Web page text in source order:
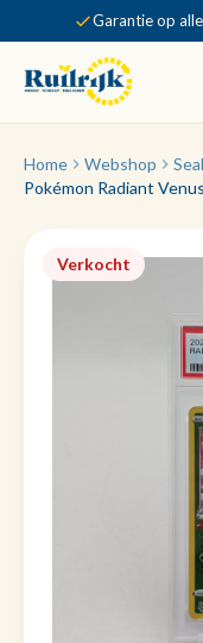
Garantie op
Home Webshop
Pokémon Radiant
Verkocht